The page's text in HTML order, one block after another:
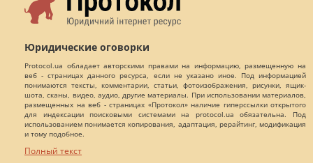
Юридические оговорки
Protocol.ua обладает авторскими правами на информацию, размещенную на
веб - страницах данного ресурса, если не указано иное. Под информацией
понимаются тексты, комментарии, статьи, фотоизображения, рисунки, ящик-
шота, сканы, видео, аудио, другие материалы. При использовании материалов,
размещенных на веб - страницах «Протокол» наличие гиперссылки открытого
для индексации поисковыми системами на protocol.ua обязательна. Под
использованием понимается копирования, адаптация, рерайтинг, модификация
и тому подобное.
Полный текст